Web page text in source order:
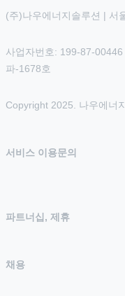
(주)나우에너지솔루션 | 서
사업자번호: 199-87-
파-1678호
Copyright 2025. 나우에너
서비스 이용문의
파트너십, 제휴
채용